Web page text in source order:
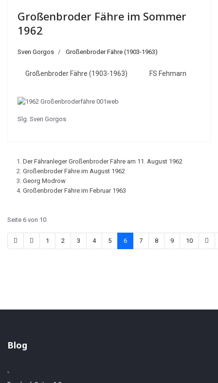
Großenbroder Fähre im Sommer
1962
Sven Gorgos Großenbroder Fähre (1903-1963)
Großenbroder Fähre (1903-1963) FS Fehmarn
Slg. Sven Gorgos
Der Fähranleger Großenbroder Fähre am 11. August 1962
Großenbroder Fähre im August 1962
Georg Modrow
Großenbroder Fähre im Februar 1963
Seite 6 von 10
1 2 3 4 5 6 7 8 9 10
Blog